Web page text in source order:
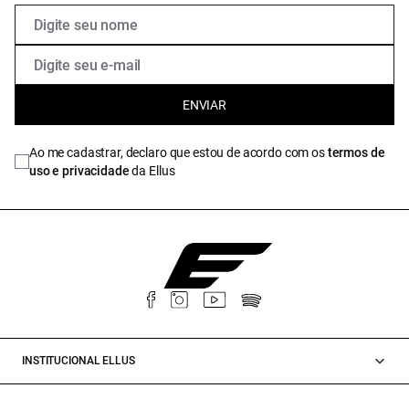
ENVIAR
Ao me cadastrar, declaro que estou de acordo com ostermos de
uso e privacidadeda Ellus
INSTITUCIONAL ELLUS